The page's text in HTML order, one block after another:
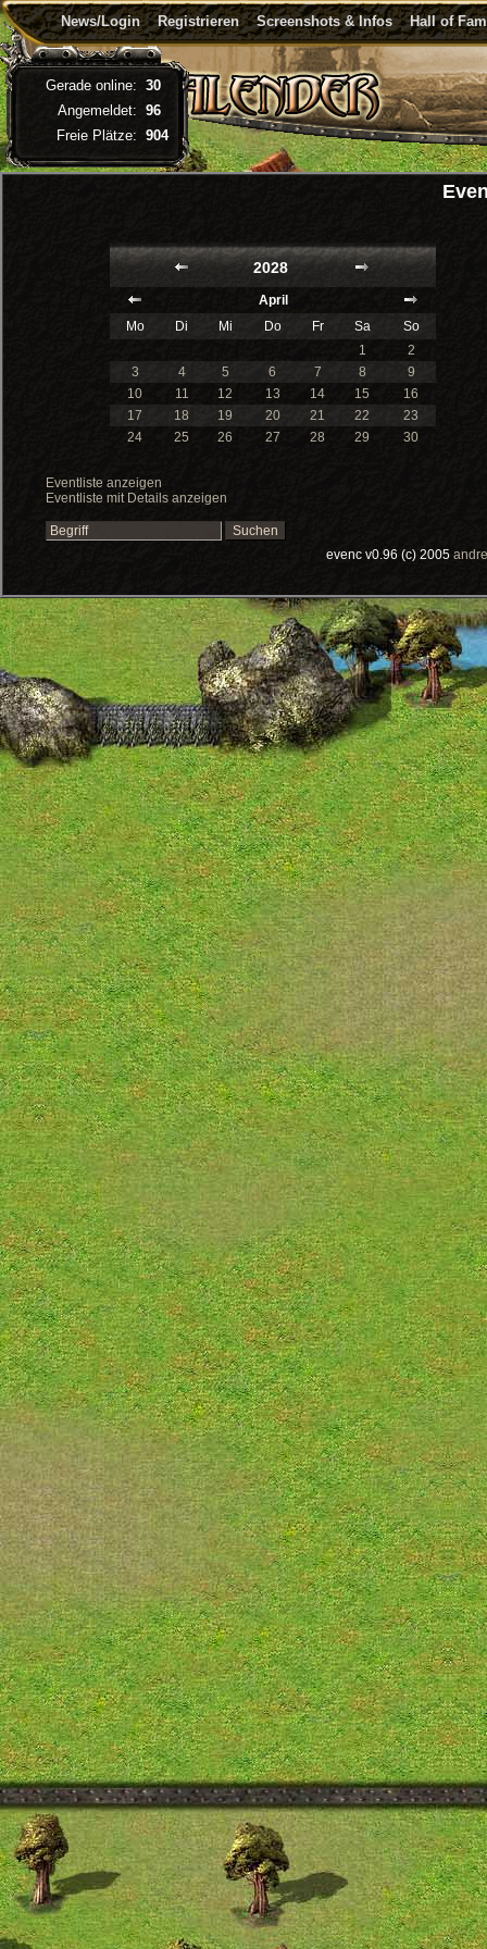
News/Login Registrieren Screenshots & Infos Hall of
2028
April
Mo
Di Mi Do Fr Sa
So
1
2
3
4 5 6 7 8
9
10
11 12 13 14 15
16
17
18 19 20 21 22
23
24
25 26 27 28 29 30
Eventliste anzeigen
Eventliste mit Details anzeigen
evenc v0.96 (c) 2005
Gerade online: 30
Angemeldet: 96
Freie Plätze: 904